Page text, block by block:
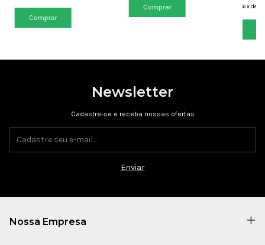
Comprar
Comprar 6xde
Newsletter
Cadastre-se e receba nossas ofertas
Nossa Empresa